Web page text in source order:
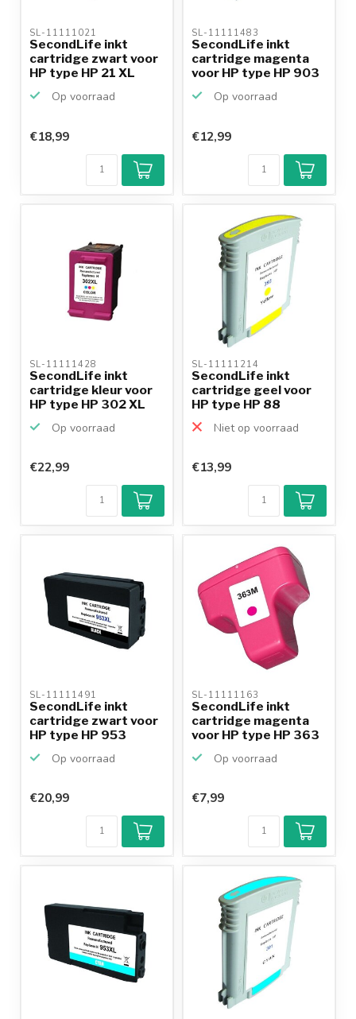
SL-11111021
SecondLife inkt
cartridge zwart voor
HP type HP 21 XL
Op voorraad
€18,99
SL-11111483
SecondLife inkt
cartridge magenta
voor HP type HP 903
Op voorraad
€12,99
SL-11111428
SecondLife inkt
cartridge kleur voor
HP type HP 302 XL
Op voorraad
€22,99
SL-11111214
SecondLife inkt
cartridge geel voor
HP type HP 88
Niet op voorraad
Klantenbeoordeling
9,2/10
Achteraf
betalen mogelijk
productkennis
€13,99
SL-11111491
SecondLife inkt
cartridge zwart voor
HP type HP 953
Op voorraad
€20,99
SL-11111163
SecondLife inkt
cartridge magenta
voor HP type HP 363
Op voorraad
€7,99